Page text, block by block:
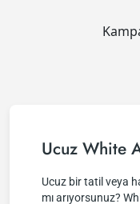
Ucuz White
Ucuz bir tatil veya
mı arıyorsunuz?